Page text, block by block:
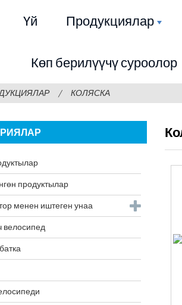
Үй Продукциялар
Көп берилүүчү суроолор
КОЛЯСКА
продуктылар
менен иштеген унаа
велосипед